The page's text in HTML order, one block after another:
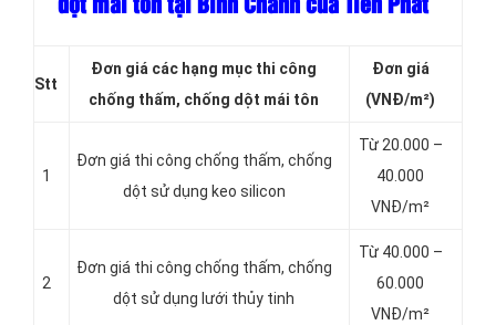
dột mái tôn tại Bình Chánh của Tiến Phát
Stt
Đơn giá các hạng mục thi công
chống thấm, chống dột mái tôn
Đơn giá
(VNĐ/m²)
1
Đơn giá thi công chống thấm, chống
dột sử dụng keo silicon
Từ 20.000 –
40.000
VNĐ/m²
2
Đơn giá thi công chống thấm, chống
dột sử dụng lưới thủy tinh
Từ 40.000 –
60.000
VNĐ/m²